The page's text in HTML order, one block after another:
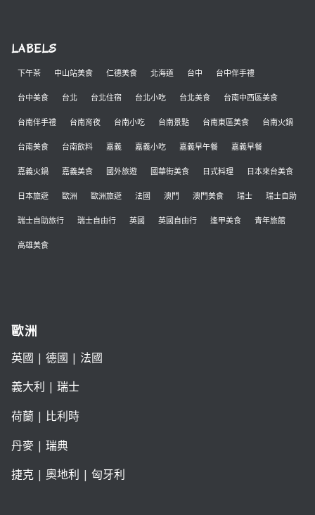
LABELS
下午茶 中山站美食 仁德美食 北海道 台中 台中伴手禮
台中美食 台北 台北住宿 台北小吃 台北美食 台南中西區美食
台南伴手禮 台南宵夜 台南小吃 台南景點 台南東區美食 台南火鍋
台南美食 台南飲料 嘉義 嘉義小吃 嘉義早午餐 嘉義早餐
嘉義火鍋 嘉義美食 國外旅遊 國華街美食 日式料理 日本來台美食
日本旅遊 歐洲 歐洲旅遊 法國 澳門 澳門美食 瑞士 瑞士自助
瑞士自助旅行 瑞士自由行 英國 英國自由行 逢甲美食 青年旅館
高雄美食
歐洲
英國 | 德國 | 法國
義大利 | 瑞士
荷蘭| 比利時
丹麥| 瑞典
捷克| 奧地利 | 匈牙利